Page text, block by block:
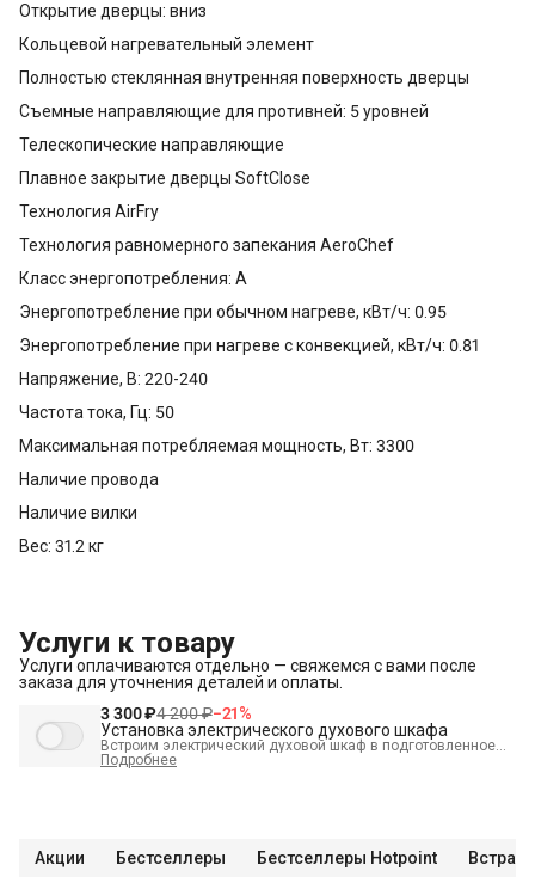
Открытие дверцы: вниз
Кольцевой нагревательный элемент
Полностью стеклянная внутренняя поверхность дверцы
Съемные направляющие для противней: 5 уровней
Телескопические направляющие
Плавное закрытие дверцы SoftClose
Технология AirFry
Технология равномерного запекания AeroChef
Класс энергопотребления: A
Энергопотребление при обычном нагреве, кВт/ч: 0.95
Энергопотребление при нагреве с конвекцией, кВт/ч: 0.81
Напряжение, В: 220-240
Частота тока, Гц: 50
Максимальная потребляемая мощность, Вт: 3300
Наличие провода
Наличие вилки
Вес: 31.2 кг
Услуги к товару
Услуги оплачиваются отдельно — свяжемся с вами после
заказа для уточнения деталей и оплаты.
3 300 ₽4 200 ₽−21%
Установка электрического духового шкафа
Встроим электрический духовой шкаф в подготовленное
место и подключим к электрике.
В стоимость входит:
Подробнее
Акции Бестселлеры Бестселлеры Hotpoint